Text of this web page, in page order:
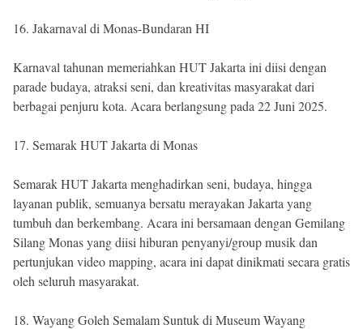
16. Jakarnaval di Monas-Bundaran HI
Karnaval tahunan memeriahkan HUT Jakarta ini diisi dengan
parade budaya, atraksi seni, dan kreativitas masyarakat dari
berbagai penjuru kota. Acara berlangsung pada 22 Juni 2025.
17. Semarak HUT Jakarta di Monas
Semarak HUT Jakarta menghadirkan seni, budaya, hingga
layanan publik, semuanya bersatu merayakan Jakarta yang
tumbuh dan berkembang. Acara ini bersamaan dengan Gemilang
Silang Monas yang diisi hiburan penyanyi/group musik dan
pertunjukan video mapping, acara ini dapat dinikmati secara gratis
oleh seluruh masyarakat.
18. Wayang Goleh Semalam Suntuk di Museum Wayang